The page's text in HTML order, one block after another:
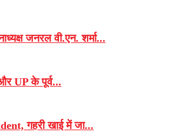
जनरल वी.एन. शर्मा...
UP के पूर्व...
गहरी खाई में जा...